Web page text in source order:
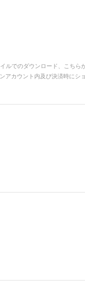
でのダウンロード、こち
アカウント内及び決済時に